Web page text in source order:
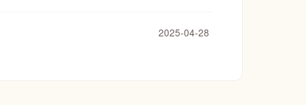
2025-04-28